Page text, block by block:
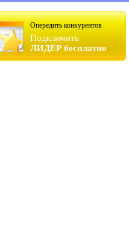
Опередить конкурентов
Подключить
ЛИДЕР бесплатно